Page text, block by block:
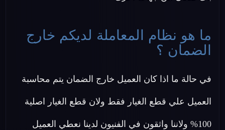
ما هو نظام المعاملة لديكم خارج
الضمان ؟
في حالة ما اذا كان العميل خارج الضمان يتم محاسبة
العميل علي قطع الغيار فقط ولان قطع الغيار اصلية
100% ولاننا واثقون في الفنيون لدينا نعطي العميل